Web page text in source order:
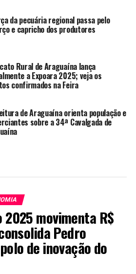
da pecuária regional passa pelo
e capricho dos produtores
Rural de Araguaína lança
a Expoara 2025; veja os
confirmados na Feira
de Araguaína orienta população e
sobre a 34ª Cavalgada de
movimenta R$
Pedro
de inovação do